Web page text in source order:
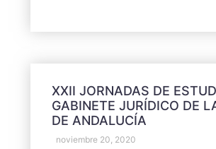
XXII JORNADAS DE
GABINETE JURÍDICO DE
DE ANDALUCÍA
noviembre 20, 2020